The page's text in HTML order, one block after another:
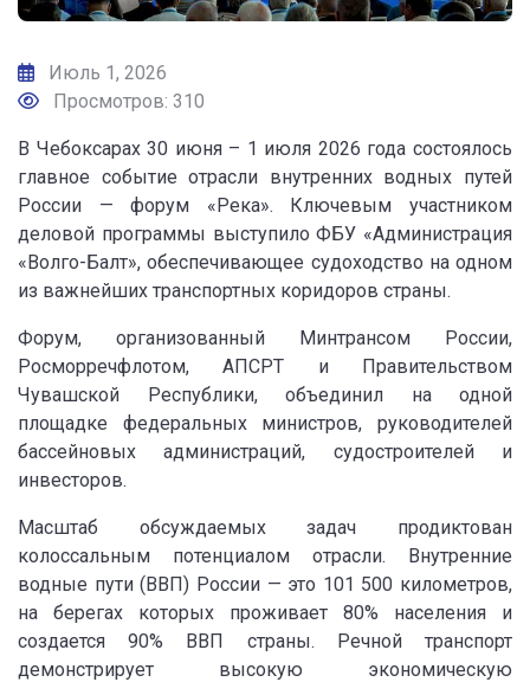
Июль 1, 2026
Просмотров: 310
В Чебоксарах 30 июня – 1 июля 2026 года состоялось
главное событие отрасли внутренних водных путей
России — форум «Река». Ключевым участником
деловой программы выступило ФБУ «Администрация
«Волго-Балт», обеспечивающее судоходство на одном
из важнейших транспортных коридоров страны.
Форум, организованный Минтрансом России,
Росморречфлотом, АПСРТ и Правительством
Чувашской Республики, объединил на одной
площадке федеральных министров, руководителей
бассейновых администраций, судостроителей и
инвесторов.
Масштаб обсуждаемых задач продиктован
колоссальным потенциалом отрасли. Внутренние
водные пути (ВВП) России — это 101 500 километров,
на берегах которых проживает 80% населения и
создается 90% ВВП страны. Речной транспорт
демонстрирует высокую экономическую